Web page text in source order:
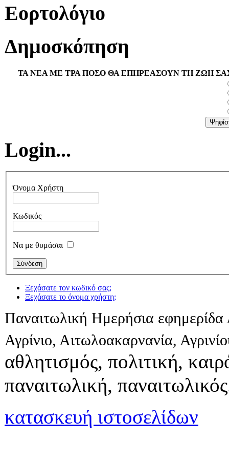
Εορτολόγιο
Δημοσκόπηση
ΤΑ ΝΕΑ ΜΕ ΤΡΑ ΠΟΣΟ ΘΑ ΕΠΗΡΕΑΣΟΥΝ ΤΗ ΖΩΗ
Login...
Όνομα Χρήστη
Κωδικός
Να με θυμάσαι
Ξεχάσατε τον κωδικό σας;
Ξεχάσατε το όνομα χρήστη;
Παναιτωλική Ημερήσια εφημερίδα
Αγρίνιο, Αιτωλοακαρνανία,
αθλητισμός, πολιτική,
παναιτωλική,
κατασκευή ιστοσελίδων